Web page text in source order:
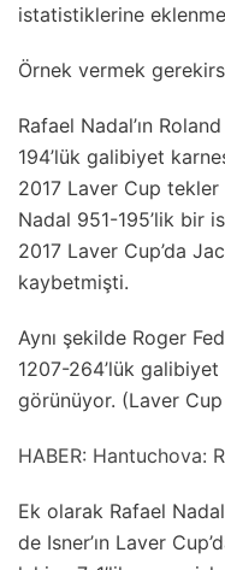
istatistiklerine
Örnek vermek
Rafael Nadal’ın
194’lük galibiyet
2017 Laver Cup tekler
Nadal 951-195’lik bir
2017 Laver Cup’da
kaybetmişti.
Aynı şekilde Roger
1207-264’lük
görünüyor. (Laver
HABER: Hantuchova:
Ek olarak Rafael
de Isner’ın Laver